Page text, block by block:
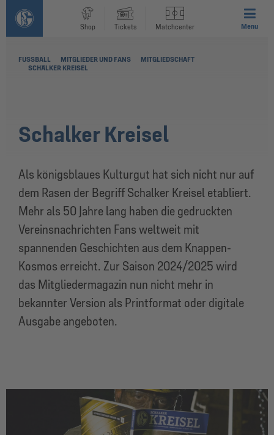
Shop Tickets Matchcenter Menu
FUSSBALL MITGLIEDER UND FANS
MITGLIEDSCHAFT
SCHALKER KREISEL
Schalker Kreisel
Als königsblaues Kulturgut hat sich nicht nur auf
dem Rasen der Begriff Schalker Kreisel etabliert.
Mehr als 50 Jahre lang haben die gedruckten
Vereinsnachrichten Fans weltweit mit
spannenden Geschichten aus dem Knappen-
Kosmos erreicht. Zur Saison 2024/2025 wird
das Mitgliedermagazin nun nicht mehr in
bekannter Version als Printformat oder digitale
Ausgabe angeboten.